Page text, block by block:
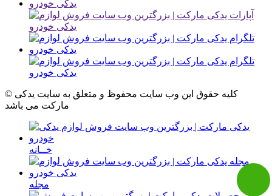
© کلیه حقوق این وب سایت محفوظ و متعلق به سایت یدکی
مارکت می باشد
خــانه
مجله